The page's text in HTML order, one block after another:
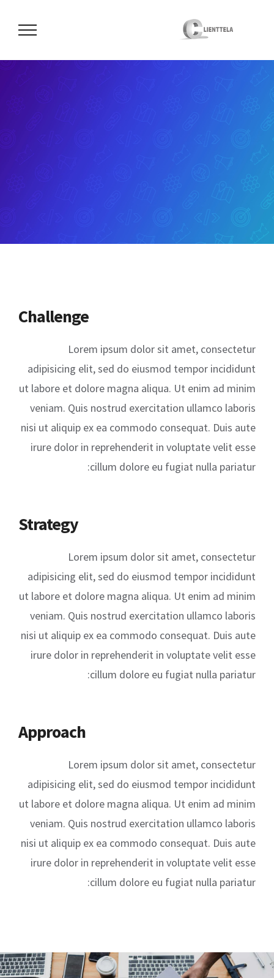
Challenge
Lorem ipsum dolor sit amet, consectetur
adipisicing elit, sed do eiusmod tempor incididunt
ut labore et dolore magna aliqua. Ut enim ad minim
veniam. Quis nostrud exercitation ullamco laboris
nisi ut aliquip ex ea commodo consequat. Duis aute
irure dolor in reprehenderit in voluptate velit esse
cillum dolore eu fugiat nulla pariatur:
Strategy
Lorem ipsum dolor sit amet, consectetur
adipisicing elit, sed do eiusmod tempor incididunt
ut labore et dolore magna aliqua. Ut enim ad minim
veniam. Quis nostrud exercitation ullamco laboris
nisi ut aliquip ex ea commodo consequat. Duis aute
irure dolor in reprehenderit in voluptate velit esse
cillum dolore eu fugiat nulla pariatur:
Approach
Lorem ipsum dolor sit amet, consectetur
adipisicing elit, sed do eiusmod tempor incididunt
ut labore et dolore magna aliqua. Ut enim ad minim
veniam. Quis nostrud exercitation ullamco laboris
nisi ut aliquip ex ea commodo consequat. Duis aute
irure dolor in reprehenderit in voluptate velit esse
cillum dolore eu fugiat nulla pariatur: